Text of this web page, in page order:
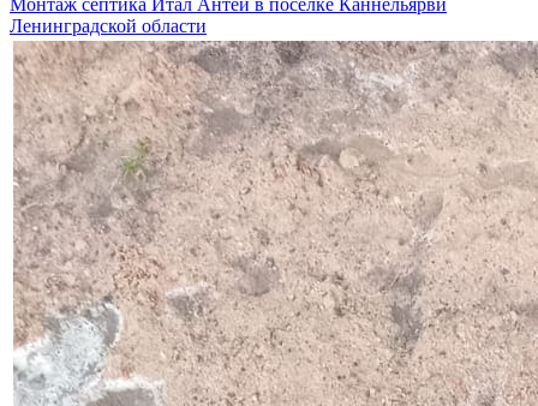
Монтаж септика Итал Антей в поселке Каннельярви
Ленинградской области